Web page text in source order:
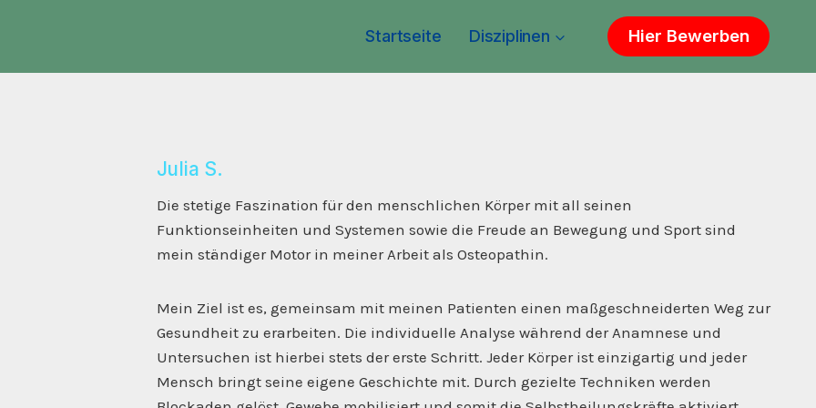
Startseite Disziplinen Hier Bewerben
Julia S.
Die stetige Faszination für den menschlichen Körper mit all seinen
Funktionseinheiten und Systemen sowie die Freude an Bewegung und Sport sind
mein ständiger Motor in meiner Arbeit als Osteopathin.
Mein Ziel ist es, gemeinsam mit meinen Patienten einen maßgeschneiderten Weg zur
Gesundheit zu erarbeiten. Die individuelle Analyse während der Anamnese und
Untersuchen ist hierbei stets der erste Schritt. Jeder Körper ist einzigartig und jeder
Mensch bringt seine eigene Geschichte mit. Durch gezielte Techniken werden